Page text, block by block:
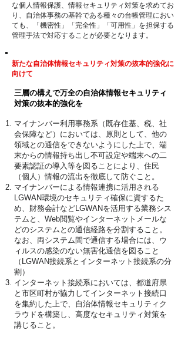
な個人情報保護、情報セキュリティ対策を求めてお
り、自治体事務の基幹である種々の台帳管理におい
ても、「機密性」「完全性」「可用性」を担保する
管理手法で対応することが必要となります。
新たな自治体情報セキュリティ対策の抜本的強化に
向けて
三層の構えで万全の自治体情報セキュリティ
対策の抜本的強化を
マイナンバー利用事務系（既存住基、税、社
会保障など）においては、原則として、 他の
領域との通信をできないようにした上で、端
末からの情報持ち出し不可設定や端末への二
要素認証の導入等を図ることにより、住民
（個人）情報の流出を徹底して防ぐこと。
マイナンバーによる情報連携に活用される
LGWAN環境のセキュリティ確保に資するた
め、財務会計などLGWANを活用する業務シス
テムと、Web閲覧やインターネットメールな
どのシステムとの通信経路を分割すること。
なお、両システム間で通信する場合には、ウ
ィルスの感染のない無害化通信を図ること
（LGWAN接続系とインターネット接続系の分
割）
インターネット接続系においては、都道府県
と市区町村が協力してインターネット接続口
を集約した上で、自治体情報セキュリティク
ラウドを構築し、高度なセキュリティ対策を
講じること。